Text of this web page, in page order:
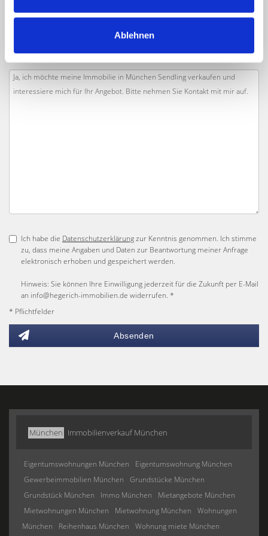
Ablehnen
Ich habe die Datenschutzerklärungzur Kenntnis genommen. Ich stimme
zu, dass meine Angaben und Daten zur Beantwortung meiner Anfrage
elektronisch erhoben und gespeichert werden.
Hinweis: Sie können Ihre Einwilligung jederzeit für die Zukunft per E-Mail
an info@hegerich-immobilien.de widerrufen. *
* Pflichtfelder
Absenden
München Immobilienverkauf München
Eigentumswohnungen München
Eigentumswohnung München
Gewerbeimmobilien München
Grundstücke München
Grundstück München
Immo München
Mietangebote München
Mietwohnungen München
Mietwohnung München
Wohnungen
München
Reihenhaus München
Wohnung miete München